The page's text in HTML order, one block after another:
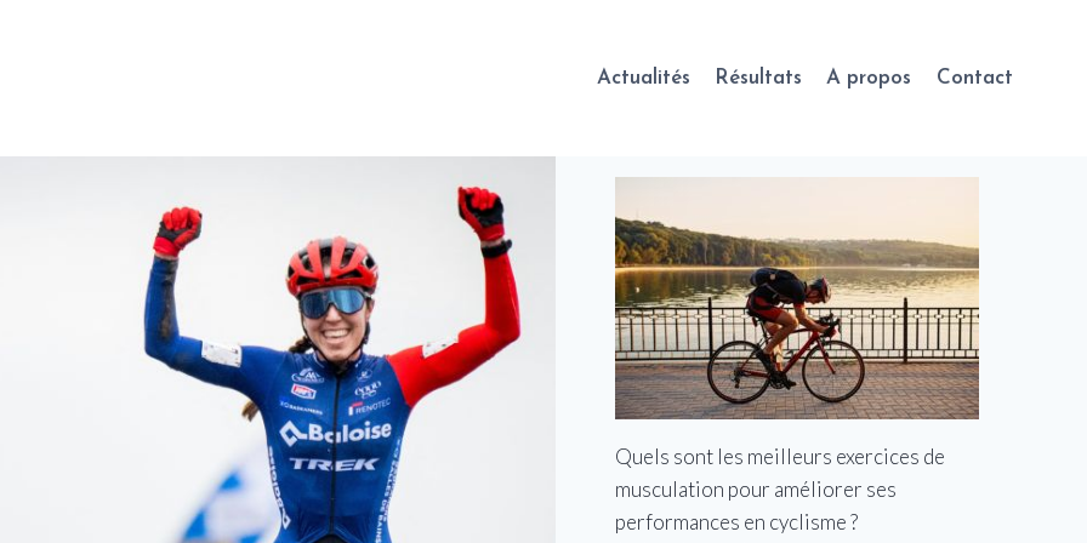
Actualités Résultats A propos Contact
Quels sont les meilleurs exercices de
musculation pour améliorer ses
performances en cyclisme ?